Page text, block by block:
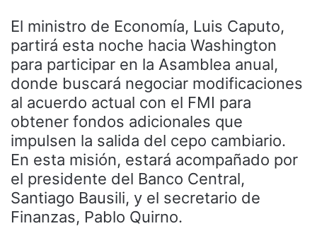
El ministro de Economía, Luis Caputo,
partirá esta noche hacia Washington
para participar en la Asamblea anual,
donde buscará negociar modificaciones
al acuerdo actual con el FMI para
obtener fondos adicionales que
impulsen la salida del cepo cambiario.
En esta misión, estará acompañado por
el presidente del Banco Central,
Santiago Bausili, y el secretario de
Finanzas, Pablo Quirno.